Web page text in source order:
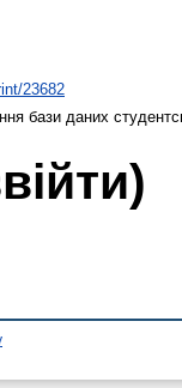
23682
бази даних